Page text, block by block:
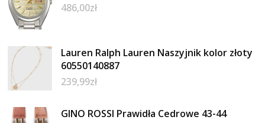
486,00zł
Lauren Ralph Lauren Naszyjnik kolor złoty
60550140887
239,99zł
GINO ROSSI Prawidła Cedrowe 43-44